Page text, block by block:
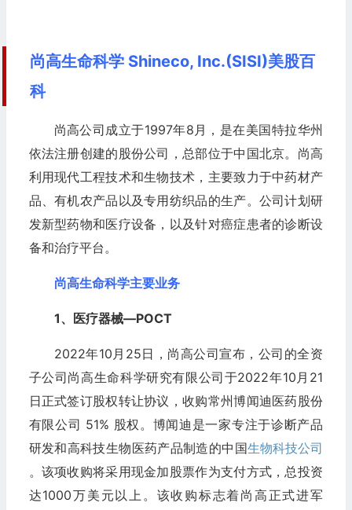
尚高生命科学 Shineco, Inc.(SISI)美股百
科
尚高公司成立于1997年8月，是在美国特拉华州
依法注册创建的股份公司，总部位于中国北京。尚高
利用现代工程技术和生物技术，主要致力于中药材产
品、有机农产品以及专用纺织品的生产。公司计划研
发新型药物和医疗设备，以及针对癌症患者的诊断设
备和治疗平台。
尚高生命科学主要业务
1、医疗器械—POCT
2022年10月25日，尚高公司宣布，公司的全资
子公司尚高生命科学研究有限公司于2022年10月21
日正式签订股权转让协议，收购常州博闻迪医药股份
有限公司 51% 股权。博闻迪是一家专注于诊断产品
研发和高科技生物医药产品制造的中国生物科技公司
。该项收购将采用现金加股票作为支付方式，总投资
达1000万美元以上。该收购标志着尚高正式进军